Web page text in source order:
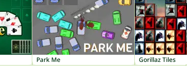
Park Me Gorillaz Tiles